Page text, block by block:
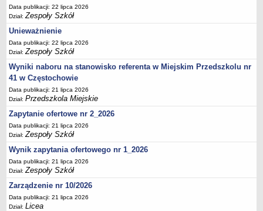
Data publikacji: 22 lipca 2026
Dział:Zespoły Szkół
Unieważnienie
Data publikacji: 22 lipca 2026
Dział:Zespoły Szkół
Wyniki naboru na stanowisko referenta w Miejskim Przedszkolu nr
41 w Częstochowie
Data publikacji: 21 lipca 2026
Dział:Przedszkola Miejskie
Zapytanie ofertowe nr 2_2026
Data publikacji: 21 lipca 2026
Dział:Zespoły Szkół
Wynik zapytania ofertowego nr 1_2026
Data publikacji: 21 lipca 2026
Dział:Zespoły Szkół
Zarządzenie nr 10/2026
Data publikacji: 21 lipca 2026
Dział:Licea